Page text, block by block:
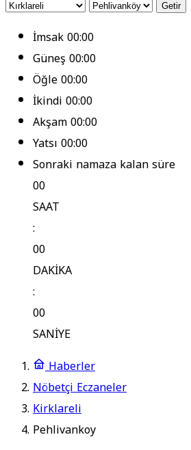
Getir
İmsak00:00
Güneş00:00
Öğle00:00
İkindi00:00
Akşam00:00
Yatsı00:00
Sonraki namaza kalan süre
00
SAAT
:
00
DAKİKA
:
00
SANİYE
Haberler
Nöbetçi Eczaneler
Kirklareli
Pehlivankoy